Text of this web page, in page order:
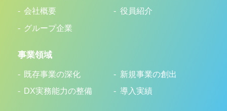
会社概要
役員紹介
グループ企業
事業領域
既存事業の深化
新規事業の創出
DX実務能力の整備
導入実績